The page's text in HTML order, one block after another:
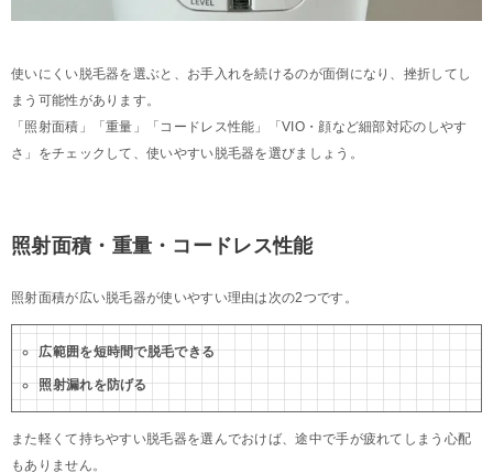
使いにくい脱毛器を選ぶと、お手入れを続けるのが面倒になり、挫折してし
まう可能性があります。
「照射面積」「重量」「コードレス性能」「VIO・顔など細部対応のしやす
さ」をチェックして、使いやすい脱毛器を選びましょう。
照射面積・重量・コードレス性能
照射面積が広い脱毛器が使いやすい理由は次の2つです。
広範囲を短時間で脱毛できる
照射漏れを防げる
また軽くて持ちやすい脱毛器を選んでおけば、途中で手が疲れてしまう心配
もありません。